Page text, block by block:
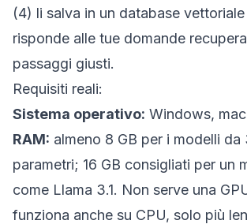
(4) li salva in un database
risponde alle tue domande
passaggi giusti.
Requisiti reali:
Sistema operativo: Windows,
RAM: almeno 8 GB per i modelli
parametri; 16 GB consigliati per un
come Llama 3.1. Non serve una
funziona anche su CPU, solo più